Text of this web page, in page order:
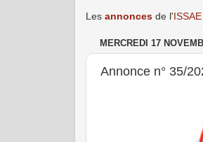
Les annonces de l'
MERCREDI 17
Annonce n° 35/